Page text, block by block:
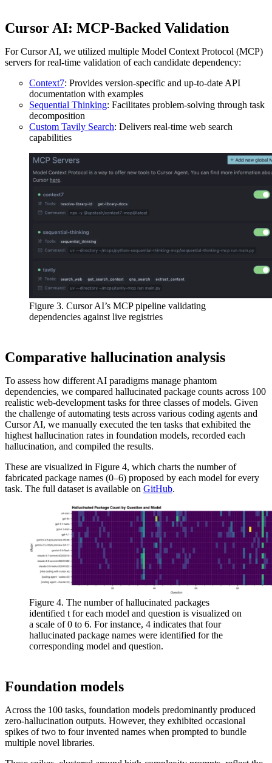
Cursor AI: MCP-Backed Validation
For Cursor AI, we utilized multiple Model Context Protocol (MCP)
servers for real-time validation of each candidate dependency:
Context7: Provides version-specific and up-to-date API
documentation with examples
Sequential Thinking: Facilitates problem-solving through task
decomposition
Custom Tavily Search: Delivers real-time web search
capabilities
Figure 3. Cursor AI’s MCP pipeline validating
dependencies against live registries
Comparative hallucination analysis
To assess how different AI paradigms manage phantom
dependencies, we compared hallucinated package counts across 100
realistic web-development tasks for three classes of models. Given
the challenge of automating tests across various coding agents and
Cursor AI, we manually executed the ten tasks that exhibited the
highest hallucination rates in foundation models, recorded each
hallucination, and compiled the results.
These are visualized in Figure 4, which charts the number of
fabricated package names (0–6) proposed by each model for every
task. The full dataset is available on GitHub.
Figure 4. The number of hallucinated packages
identified t for each model and question is visualized on
a scale of 0 to 6. For instance, 4 indicates that four
hallucinated package names were identified for the
corresponding model and question.
Foundation models
Across the 100 tasks, foundation models predominantly produced
zero-hallucination outputs. However, they exhibited occasional
spikes of two to four invented names when prompted to bundle
multiple novel libraries.